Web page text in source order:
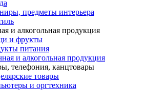
предметы интерьера
и алкогольная продукция
и фрукты
питания
и алкогольная продукция
телефония, канцтовары
товары
и оргтехника